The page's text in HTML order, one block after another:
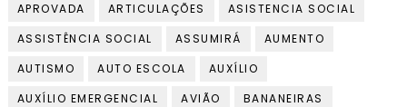
APROVADA
ARTICULAÇÕES
ASISTENCIA SOCIAL
ASSISTÊNCIA SOCIAL
ASSUMIRÁ
AUMENTO
AUTISMO
AUTO ESCOLA
AUXÍLIO
AUXÍLIO EMERGENCIAL
AVIÃO
BANANEIRAS